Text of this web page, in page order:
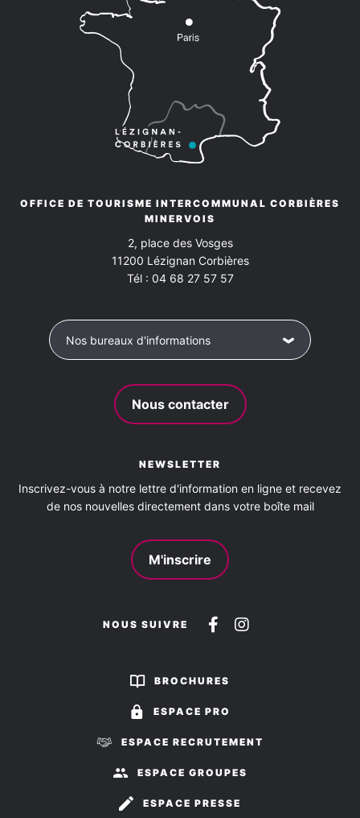
OFFICE DE TOURISME INTERCOMMUNAL CORBIÈRES
MINERVOIS
2, place des Vosges
11200 Lézignan Corbières
Tél : 04 68 27 57 57
Nos bureaux d'informations
Nous contacter
NEWSLETTER
Inscrivez-vous à notre lettre d'information en ligne et recevez
de nos nouvelles directement dans votre boîte mail
M'inscrire
NOUS SUIVRE
Suivez-
sur
Suivez-
BROCHURES
ESPACE PRO
ESPACE RECRUTEMENT
ESPACE GROUPES
ESPACE PRESSE